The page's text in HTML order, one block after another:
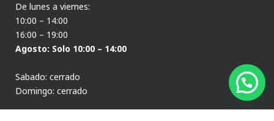
De lunes a viernes:
10:00 – 14:00
16:00 – 19:00
Agosto: Solo 10:00 – 14:00
Sabado: cerrado
Domingo: cerrado